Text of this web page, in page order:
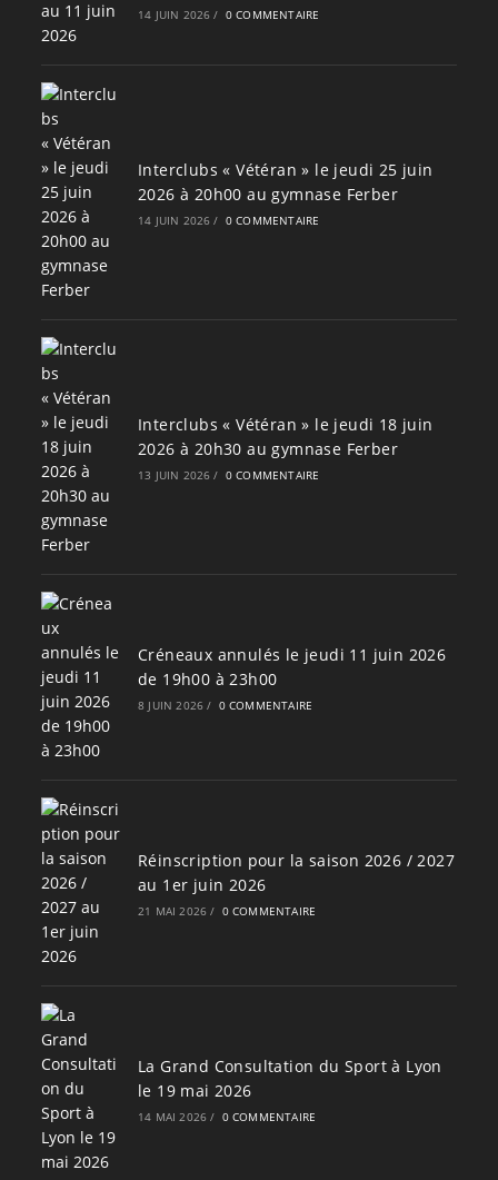
14 JUIN 2026 / 0 COMMENTAIRE
Interclubs « Vétéran » le jeudi 25 juin
2026 à 20h00 au gymnase Ferber
14 JUIN 2026 / 0 COMMENTAIRE
Interclubs « Vétéran » le jeudi 18 juin
2026 à 20h30 au gymnase Ferber
13 JUIN 2026 / 0 COMMENTAIRE
Créneaux annulés le jeudi 11 juin 2026
de 19h00 à 23h00
8 JUIN 2026 / 0 COMMENTAIRE
Réinscription pour la saison 2026 / 2027
au 1er juin 2026
21 MAI 2026 / 0 COMMENTAIRE
La Grand Consultation du Sport à Lyon
le 19 mai 2026
14 MAI 2026 / 0 COMMENTAIRE